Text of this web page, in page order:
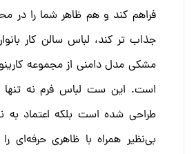
فراهم کند و هم ظاهر شما را در
جذاب تر کند، لباس سالن کار
مشکی مدل دامنی از مجموعه کارینو
است. این ست لباس فرم نه تنها
طراحی شده است بلکه اعتماد به
بی‌نظیر همراه با ظاهری حرفه‌ای